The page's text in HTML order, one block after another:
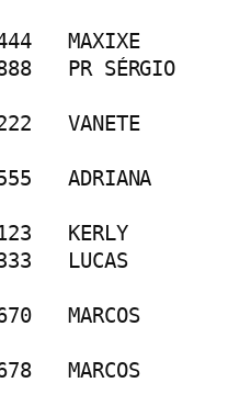
PRTB		28444	MAXIXE
PSD		55123	KERLY